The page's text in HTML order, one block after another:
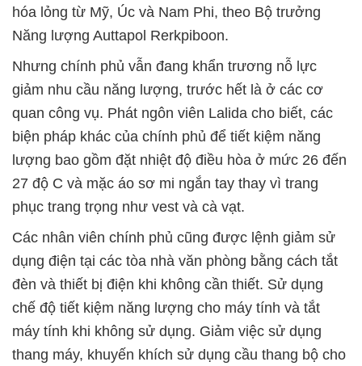
hóa lỏng từ Mỹ, Úc và Nam Phi, theo Bộ trưởng
Năng lượng Auttapol Rerkpiboon.
Nhưng chính phủ vẫn đang khẩn trương nỗ lực
giảm nhu cầu năng lượng, trước hết là ở các cơ
quan công vụ. Phát ngôn viên Lalida cho biết, các
biện pháp khác của chính phủ để tiết kiệm năng
lượng bao gồm đặt nhiệt độ điều hòa ở mức 26 đến
27 độ C và mặc áo sơ mi ngắn tay thay vì trang
phục trang trọng như vest và cà vạt.
Các nhân viên chính phủ cũng được lệnh giảm sử
dụng điện tại các tòa nhà văn phòng bằng cách tắt
đèn và thiết bị điện khi không cần thiết. Sử dụng
chế độ tiết kiệm năng lượng cho máy tính và tắt
máy tính khi không sử dụng. Giảm việc sử dụng
thang máy, khuyến khích sử dụng cầu thang bộ cho